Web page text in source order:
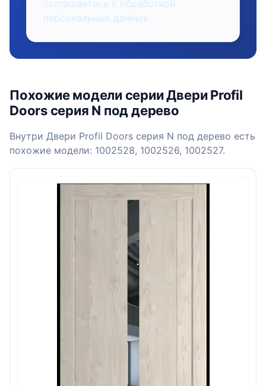
соглашаетесь с обработкой
персональных данных.
Похожие модели серии Двери Profil
Doors серия N под дерево
Внутри Двери Profil Doors серия N под дерево есть
похожие модели: 1002528, 1002526, 1002527.